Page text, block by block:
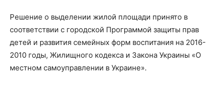
Решение о выделении жилой площади принято в
соответствии с городской Программой защиты прав
детей и развития семейных форм воспитания на 2016-
2010 годы, Жилищного кодекса и Закона Украины «О
местном самоуправлении в Украине».